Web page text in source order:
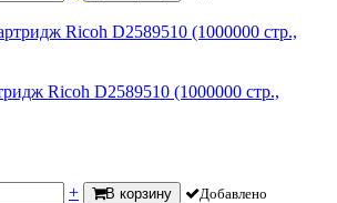
Ricoh D2589510 (1000000 стр.,
+ В корзину Добавлено